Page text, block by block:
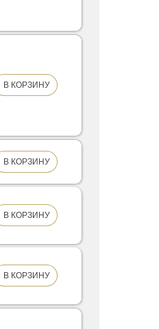
В КОРЗИНУ
В КОРЗИНУ
В КОРЗИНУ
В КОРЗИНУ